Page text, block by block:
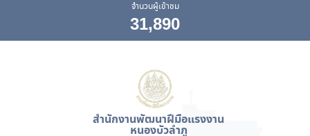
จำนวนผู้เข้าชม
31,890
สำนักงานพัฒนาฝีมือแรงงาน
หนองบัวลำภู